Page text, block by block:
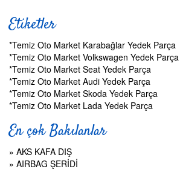
Etiketler
*Temiz Oto Market Karabağlar Yedek Parça
*Temiz Oto Market Volkswagen Yedek Parça
*Temiz Oto Market Seat Yedek Parça
*Temiz Oto Market Audi Yedek Parça
*Temiz Oto Market Skoda Yedek Parça
*Temiz Oto Market Lada Yedek Parça
En çok Bakılanlar
» AKS KAFA DIŞ
» AIRBAG ŞERİDİ